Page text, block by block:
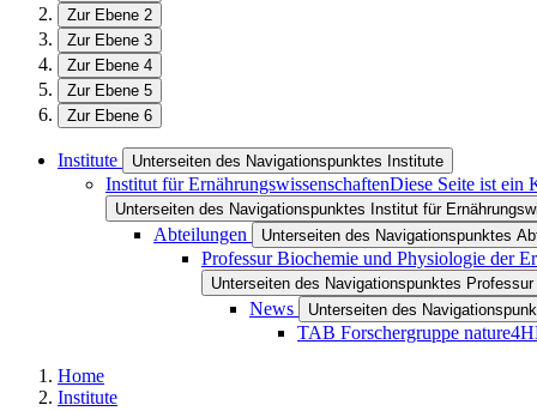
Zur Ebene 2
Zur Ebene 3
Zur Ebene 4
Zur Ebene 5
Zur Ebene 6
Institute Unterseiten des Navigationspunktes Institute
Institut für ErnährungswissenschaftenDiese Seite ist ein
Unterseiten des Navigationspunktes Institut für
Abteilungen Unterseiten des Navigationspunktes
Professur Biochemie und Physiologie der
Unterseiten des Navigationspunktes
News Unterseiten des
TAB Forschergruppe
Home
Institute